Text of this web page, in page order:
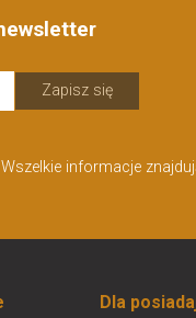
Zapisz się
informacje
Dla